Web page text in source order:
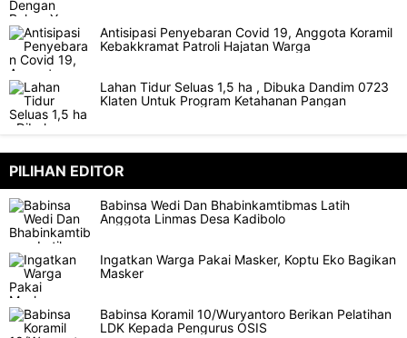
Antisipasi Penyebaran Covid 19, Anggota Koramil
Kebakkramat Patroli Hajatan Warga
Lahan Tidur Seluas 1,5 ha , Dibuka Dandim 0723
Klaten Untuk Program Ketahanan Pangan
PILIHAN EDITOR
Babinsa Wedi Dan Bhabinkamtibmas Latih
Anggota Linmas Desa Kadibolo
Ingatkan Warga Pakai Masker, Koptu Eko Bagikan
Masker
Babinsa Koramil 10/Wuryantoro Berikan Pelatihan
LDK Kepada Pengurus OSIS